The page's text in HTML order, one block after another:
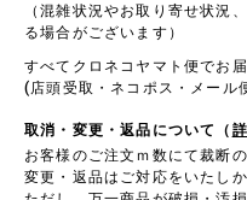
（混雑状況やお取り寄せ状況
る場合がございます）
すべてクロネコヤマト便でお届
(店頭受取・ネコポス・メール
取消・変更・返品について（
お客様のご注文ｍ数にて裁断
変更・返品はご対応をいたしか